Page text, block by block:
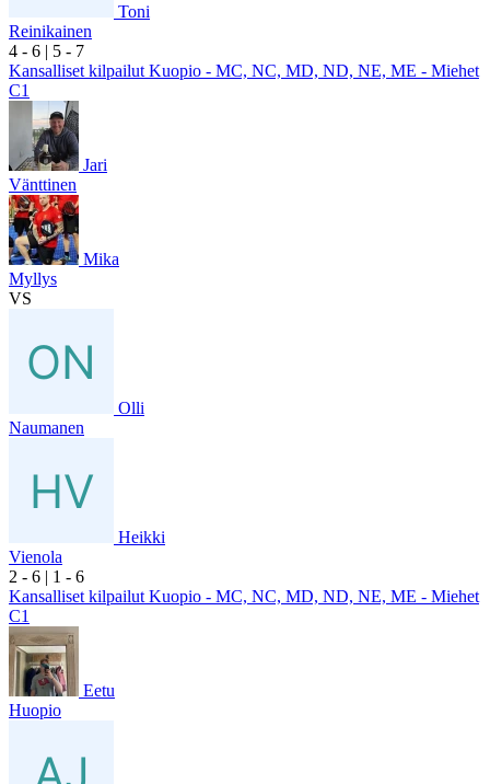
Toni
Reinikainen
4 - 6 | 5 - 7
Kansalliset kilpailut Kuopio - MC, NC, MD, ND, NE, ME - Miehet
C1
Jari
Vänttinen
Mika
Myllys
VS
Olli
Naumanen
Heikki
Vienola
2 - 6 | 1 - 6
Kansalliset kilpailut Kuopio - MC, NC, MD, ND, NE, ME - Miehet
C1
Eetu
Huopio